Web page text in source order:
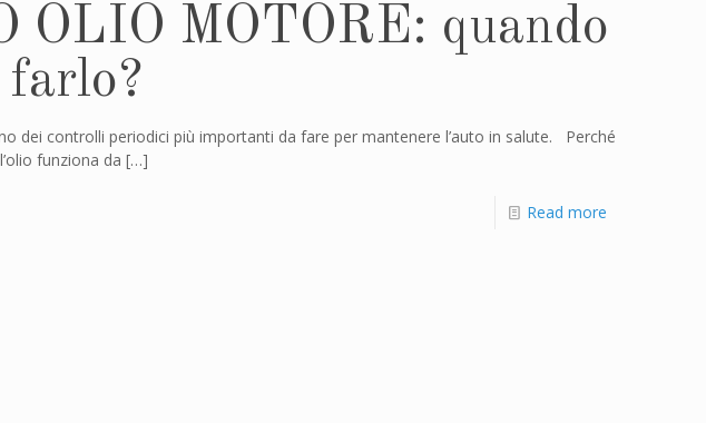
OLIO MOTORE: quando
farlo?
dei controlli periodici più importanti da fare per mantenere l’auto in salute. Perché
funziona da […]
Read more